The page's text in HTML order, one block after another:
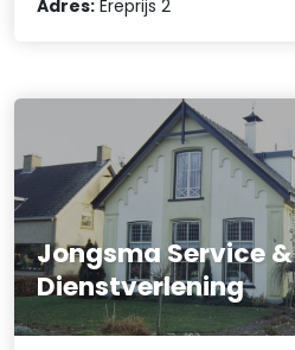
Adres: Ereprijs 2
Jongsma Service &
Dienstverlening